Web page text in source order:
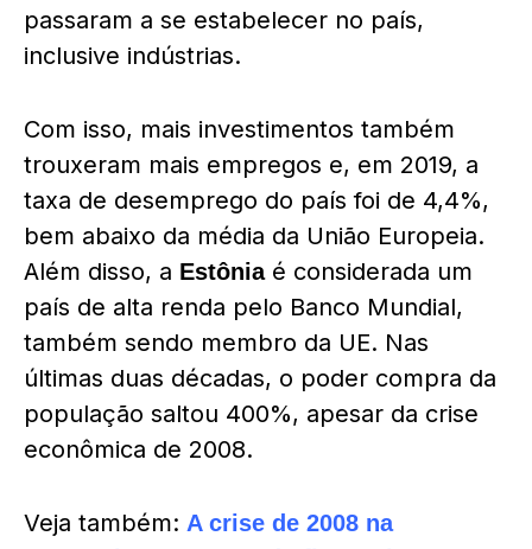
passaram a se estabelecer no país,
inclusive indústrias.
Com isso, mais investimentos também
trouxeram mais empregos e, em 2019, a
taxa de desemprego do país foi de 4,4%,
bem abaixo da média da União Europeia.
Além disso, a Estôniaé considerada um
país de alta renda pelo Banco Mundial,
também sendo membro da UE. Nas
últimas duas décadas, o poder compra da
população saltou 400%, apesar da crise
econômica de 2008.
Veja também: A crise de 2008 na